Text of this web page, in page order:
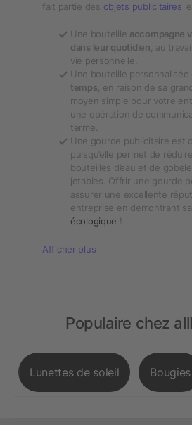
fait partie des objets publicitaires
Une bouteille accompagne
dans leur quotidien , au
vie personnelle.
Une bouteille personnalisée
temps , en raison de sa
moyen simple pour votre
une opération de
terme.
Une gourde publicitaire est
puisqu’elle permet de
bouteilles d’eau et de
jetables. Offrir une gourde
assurer une excellente
entreprise en démontrant
écologique !
Afficher plus
Populaire chez
Lunettes de soleil Bougies